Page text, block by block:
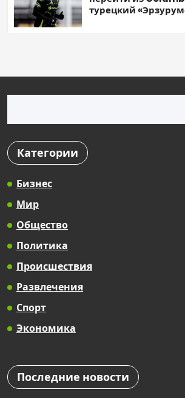
турецкий
Категории
Бизнес
Мир
Общество
Политика
Происшествия
Развлечения
Спорт
Экономика
Последние новости